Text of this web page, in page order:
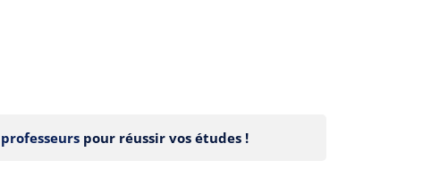
pour réussir vos études !